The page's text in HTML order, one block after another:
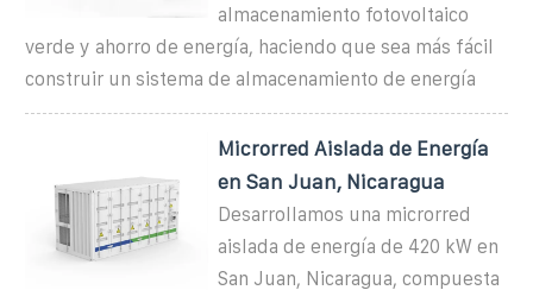
almacenamiento fotovoltaico
verde y ahorro de energía, haciendo que sea más fácil
construir un sistema de almacenamiento de energía
Microrred Aislada de Energía
en San Juan, Nicaragua
Desarrollamos una microrred
aislada de energía de 420 kW en
San Juan, Nicaragua, compuesta